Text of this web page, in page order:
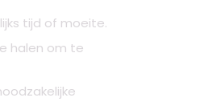
tijd of moeite.
halen om te